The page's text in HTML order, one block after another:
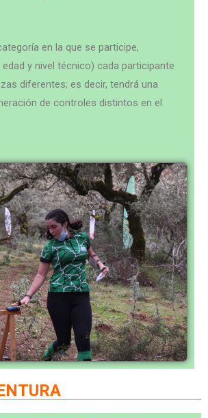
en la que se participe,
y nivel técnico) cada participante
diferentes; es decir, tendrá una
de controles distintos en el